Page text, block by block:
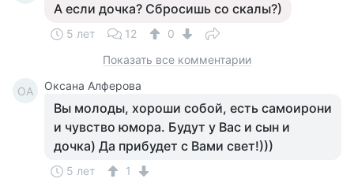
А если дочка? Сбросишь со скалы?)
5 лет 12
0
Показать все комментарии
ОА Оксана Алферова
Вы молоды, хороши собой, есть самоирони
и чувство юмора. Будут у Вас и сын и
дочка) Да прибудет с Вами свет!)))
5 лет
1